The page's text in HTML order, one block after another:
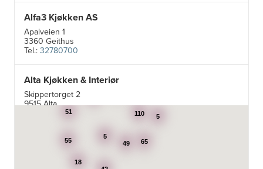
Alfa3 Kjøkken AS
Apalveien 1
3360 Geithus
Tel.: 32780700
Alta Kjøkken & Interiør
Skippertorget 2
9515 Alta
99007242
Aran Scandinavia AS
Stadsing. Dahls gt. 31A
7043 Trondheim
49
110
51
55 65
5
5
18